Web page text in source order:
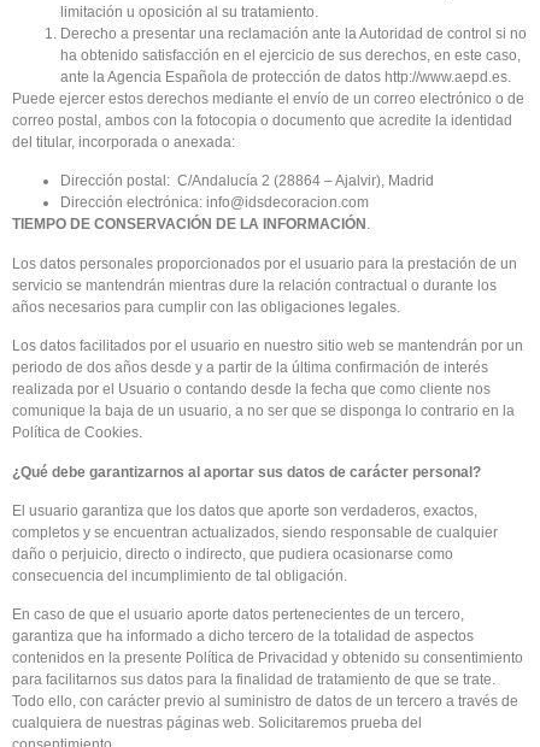
limitación u oposición al su tratamiento.
Derecho a presentar una reclamación ante la Autoridad de control si no
ha obtenido satisfacción en el ejercicio de sus derechos, en este caso,
ante la Agencia Española de protección de datos http://www.aepd.es.
Puede ejercer estos derechos mediante el envío de un correo electrónico o de
correo postal, ambos con la fotocopia o documento que acredite la identidad
del titular, incorporada o anexada:
Dirección postal: C/Andalucía 2 (28864 – Ajalvir), Madrid
Dirección electrónica: info@idsdecoracion.com
TIEMPO DE CONSERVACIÓN DE LA INFORMACIÓN .
Los datos personales proporcionados por el usuario para la prestación de un
servicio se mantendrán mientras dure la relación contractual o durante los
años necesarios para cumplir con las obligaciones legales.
Los datos facilitados por el usuario en nuestro sitio web se mantendrán por un
periodo de dos años desde y a partir de la última confirmación de interés
realizada por el Usuario o contando desde la fecha que como cliente nos
comunique la baja de un usuario, a no ser que se disponga lo contrario en la
Política de Cookies.
¿Qué debe garantizarnos al aportar sus datos de carácter personal?
El usuario garantiza que los datos que aporte son verdaderos, exactos,
completos y se encuentran actualizados, siendo responsable de cualquier
daño o perjuicio, directo o indirecto, que pudiera ocasionarse como
consecuencia del incumplimiento de tal obligación.
En caso de que el usuario aporte datos pertenecientes de un tercero,
garantiza que ha informado a dicho tercero de la totalidad de aspectos
contenidos en la presente Política de Privacidad y obtenido su consentimiento
para facilitarnos sus datos para la finalidad de tratamiento de que se trate.
Todo ello, con carácter previo al suministro de datos de un tercero a través de
cualquiera de nuestras páginas web. Solicitaremos prueba del